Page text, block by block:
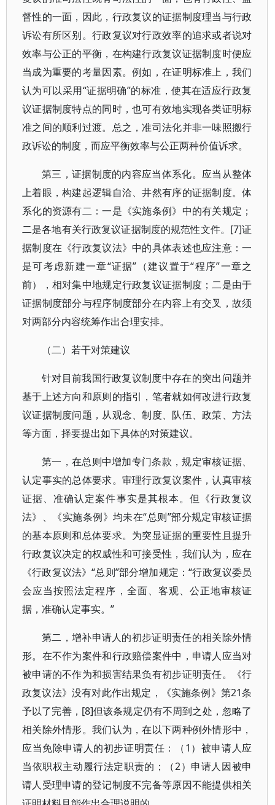
督性的一面，因此，行政复议的证据制度理当与行政
诉讼有所区别。行政复议对行政效率的追求或者说对
效率与公正的平衡，在构建行政复议证据制度时便应
当成为重要的考量因素。例如，在证明标准上，我们
认为可以采用“证据明确”的标准，使其在适应行政复
议证据制度特点的同时，也可有效地实现各类证明标
准之间的顺利过渡。总之，准司法化并非一味照搬行
政诉讼的制度，而应平衡效率与公正两种价值诉求。
第三，证据制度的内容应当体系化。应当从整体
上着眼，构建起逻辑自洽、井然有序的证据制度。体
系化的资源有二：一是《实施条例》中的有关规定；
二是各地有关行政复议证据制度的规范性文件。[7]证
据制度在《行政复议法》中的具体表述也应注意：一
是可考虑新建一章“证据”（建议置于“程序”一章之
前），相对集中地规定行政复议证据制度；二是由于
证据制度部分与程序制度部分在内容上有交叉，故须
对两部分内容统筹作出合理安排。
（二）若干对策建议
针对目前我国行政复议制度中存在的突出问题并
基于上述方向和原则的指引，笔者就如何改进行政复
议证据制度问题，从观念、制度、队伍、政策、方法
等方面，择要提出如下具体的对策建议。
第一，在总则中增加专门条款，规定审核证据、
认定事实的总体要求。审理行政复议案件，认真审核
证据、准确认定案件事实是其根本。但《行政复议
法》、《实施条例》均未在“总则”部分规定审核证据
的基本原则和总体要求。为突显证据的重要性且提升
行政复议决定的权威性和可接受性，我们认为，应在
《行政复议法》“总则”部分增加规定：“行政复议委员
会应当按照法定程序，全面、客观、公正地审核证
据，准确认定事实。”
第二，增补申请人的初步证明责任的相关除外情
形。在不作为案件和行政赔偿案件中，申请人应当对
被申请的不作为和损害结果负有初步证明责任。《行
政复议法》没有对此作出规定，《实施条例》第21条
予以了完善，[8]但该条规定仍有不周到之处，忽略了
相关除外情形。我们认为，在以下两种例外情形中，
应当免除申请人的初步证明责任：（1）被申请人应
当依职权主动履行法定职责的；（2）申请人因被申
请人受理申请的登记制度不完备等原因不能提供相关